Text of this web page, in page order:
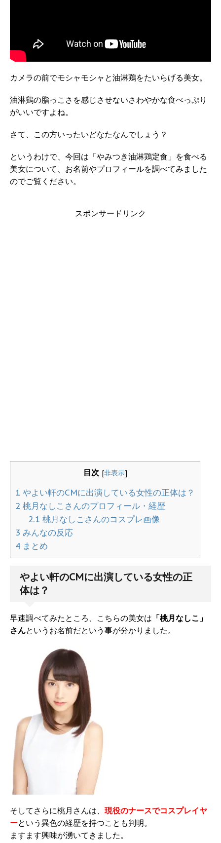
カメラの前でモシャモシャと油淋鶏をたいらげる美女。
油淋鶏の脂っこさを感じさせないさわやかな食べっぷり
がいいですよね。
さて、この方いったいどなたなんでしょう？
というわけで、今回は「やみつき油淋鶏定食」を食べる
美女について、お名前やプロフィールを調べてみました
のでご覧ください。
スポンサードリンク
目次 [非表示]
1 やよい軒のCMに出演している女性の正体は？
2 桃月なしこさんのプロフィール・経歴
2.1 桃月なしこさんのコスプレ画像
3 みんなの反応
4 まとめ
やよい軒のCMに出演している女性の正
体は？
早速調べてみたところ、こちらの美女は 「桃月なしこ」
さんというお名前だという事が分かりました。
そしてさらに桃月さんは、 現役のナースでコスプレイヤ
ーという異色の経歴を持つことも判明。
ますます興味が湧いてきました。